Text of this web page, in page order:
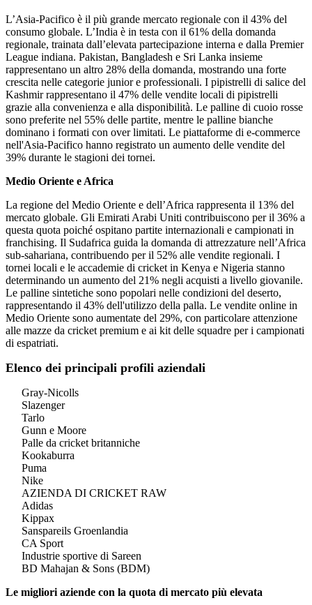
L’Asia-Pacifico è il più grande mercato regionale con il 43% del
consumo globale. L’India è in testa con il 61% della domanda
regionale, trainata dall’elevata partecipazione interna e dalla Premier
League indiana. Pakistan, Bangladesh e Sri Lanka insieme
rappresentano un altro 28% della domanda, mostrando una forte
crescita nelle categorie junior e professionali. I pipistrelli di salice del
Kashmir rappresentano il 47% delle vendite locali di pipistrelli
grazie alla convenienza e alla disponibilità. Le palline di cuoio rosse
sono preferite nel 55% delle partite, mentre le palline bianche
dominano i formati con over limitati. Le piattaforme di e-commerce
nell'Asia-Pacifico hanno registrato un aumento delle vendite del
39% durante le stagioni dei tornei.
Medio Oriente e Africa
La regione del Medio Oriente e dell’Africa rappresenta il 13% del
mercato globale. Gli Emirati Arabi Uniti contribuiscono per il 36% a
questa quota poiché ospitano partite internazionali e campionati in
franchising. Il Sudafrica guida la domanda di attrezzature nell’Africa
sub-sahariana, contribuendo per il 52% alle vendite regionali. I
tornei locali e le accademie di cricket in Kenya e Nigeria stanno
determinando un aumento del 21% negli acquisti a livello giovanile.
Le palline sintetiche sono popolari nelle condizioni del deserto,
rappresentando il 43% dell'utilizzo della palla. Le vendite online in
Medio Oriente sono aumentate del 29%, con particolare attenzione
alle mazze da cricket premium e ai kit delle squadre per i campionati
di espatriati.
Elenco dei principali profili aziendali
Gray-Nicolls
Slazenger
Tarlo
Gunn e Moore
Palle da cricket britanniche
Kookaburra
Puma
Nike
AZIENDA DI CRICKET RAW
Adidas
Kippax
Sanspareils Groenlandia
CA Sport
Industrie sportive di Sareen
BD Mahajan & Sons (BDM)
Le migliori aziende con la quota di mercato più elevata